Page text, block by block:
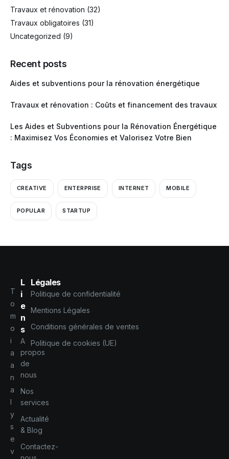
Travaux et rénovation (32)
Travaux obligatoires (31)
Uncategorized (9)
Recent posts
Aides et subventions pour la rénovation énergétique
Travaux et rénovation : Coûts et financement des travaux
Les Aides et Subventions pour la Rénovation Énergétique
: Maximisez Vos Économies et Valorisez Votre Bien
Tags
CREATIVE ENTERPRISE INTERNET MOBILE
POPULAR STARTUP
T
o
m
o
i
a
a
n
a
l
y
s
e
v
L
i
e
n
s
A
propos
de
nous
Nos
services
Actualité
& Blog
Contactez-
Légales
Politique de confidentialité
Mentions Légales
Conditions générales de ventes
Politique de cookies (UE)